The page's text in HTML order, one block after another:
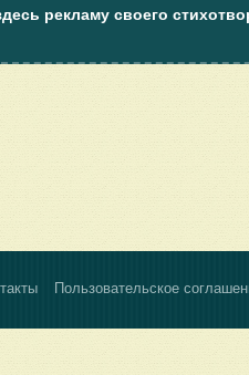
рекламу своего
Пользовательское